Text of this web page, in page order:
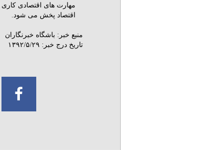
اقتصاد پخش می شود.
منبع خبر: باشگاه خبرنگاران
تاریخ درج خبر: ۱۳۹۲/۵/۲۹